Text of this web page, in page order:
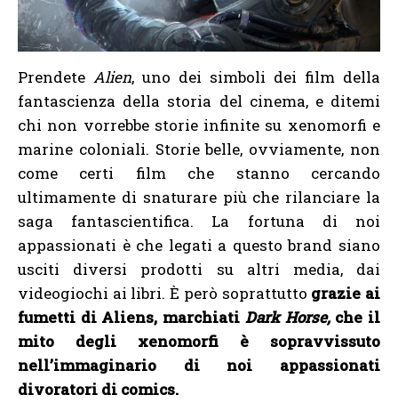
Prendete Alien, uno dei simboli dei film della
fantascienza della storia del cinema, e ditemi
chi non vorrebbe storie infinite su xenomorfi e
marine coloniali. Storie belle, ovviamente, non
come certi film che stanno cercando
ultimamente di snaturare più che rilanciare la
saga fantascientifica. La fortuna di noi
appassionati è che legati a questo brand siano
usciti diversi prodotti su altri media, dai
videogiochi ai libri. È però soprattutto grazie ai
fumetti di Aliens, marchiati Dark Horse,che il
mito degli xenomorfi è sopravvissuto
nell’immaginario di noi appassionati
divoratori di comics.